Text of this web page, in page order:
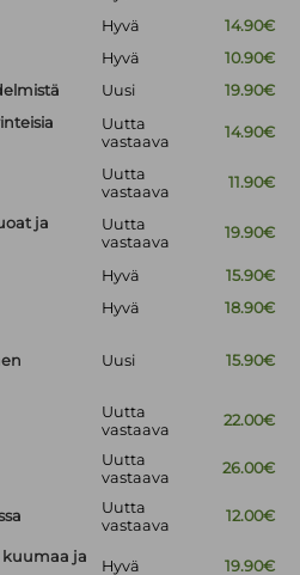
Hyvä
14.90€
Hyvä
10.90€
Uusi
19.90€
Uutta
vastaava
14.90€
Uutta
vastaava
11.90€
ja
Uutta
vastaava
19.90€
Hyvä
15.90€
Hyvä
18.90€
Uusi 15.90€
Uutta
vastaava
22.00€
Uutta
vastaava
26.00€
Uutta
vastaava
12.00€
ja
Hyvä 19.90€